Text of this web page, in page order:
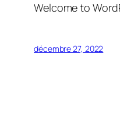
Welcome to
décembre 27, 2022